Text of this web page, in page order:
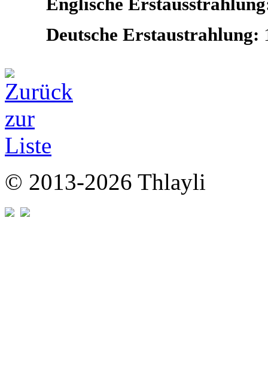
Deutsche Erstaustrahlung:
© 2013-2026 Thlayli